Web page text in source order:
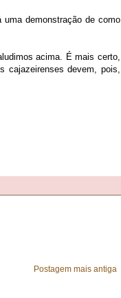
uma demonstração de como
acima. É mais certo,
cajazeirenses devem, pois,
Postagem mais antiga